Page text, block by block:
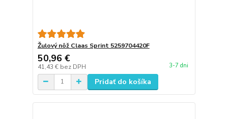
Žulový nôž Claas Sprint 5259704420F
50,96 €
41,43 € bez DPH 3-7 dni
Pridať do košíka